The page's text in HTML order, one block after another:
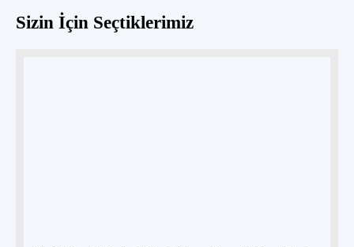
Sizin İçin Seçtiklerimiz